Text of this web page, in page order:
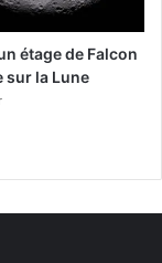
étage de Falcon
sur la Lune